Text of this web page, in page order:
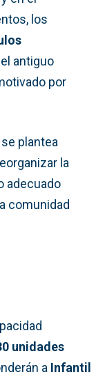
los
antiguo
por
plantea
la
adecuado
comunidad
unidades
a Infantil